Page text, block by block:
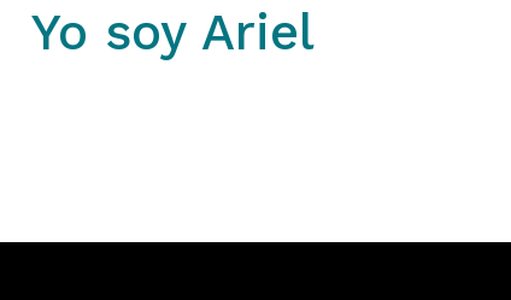
Yo soy Ariel